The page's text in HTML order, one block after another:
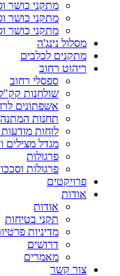
מתקני כושר
מתקני כושר
מתקני כושר
מסלול נינג'ה
מתקנים לכלבים
ריהוט רחוב
ספסלי רחוב
שולחנות
אשפתונים
תחנות
לוחות
מגדל מצילים
פרגולות
פרגולות
פרויקטים
אודות
אודות
תקני בטיחות
מדיניות
דרושים
מאמרים
צור קשר